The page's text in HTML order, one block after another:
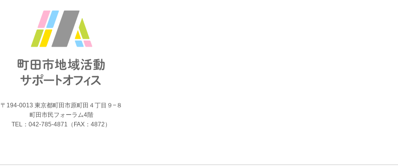
〒194-0013 東京都町田市原町田４丁目９−８
町田市民フォーラム4階
TEL：042-785-4871（FAX：4872）